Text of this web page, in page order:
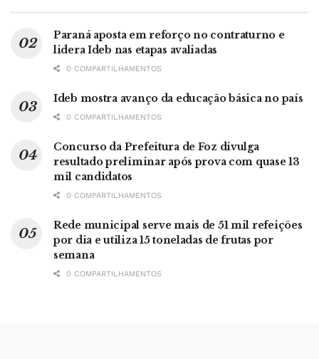
Paraná aposta em reforço no contraturno e
lidera Ideb nas etapas avaliadas
0 COMPARTILHAMENTOS
Ideb mostra avanço da educação básica no país
0 COMPARTILHAMENTOS
Concurso da Prefeitura de Foz divulga
resultado preliminar após prova com quase 13
mil candidatos
0 COMPARTILHAMENTOS
Rede municipal serve mais de 51 mil refeições
por dia e utiliza 15 toneladas de frutas por
semana
0 COMPARTILHAMENTOS